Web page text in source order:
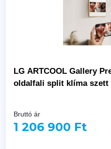
LG ARTCOOL Gallery
oldalfali split klíma szett
Bruttó ár
1 206 900 Ft